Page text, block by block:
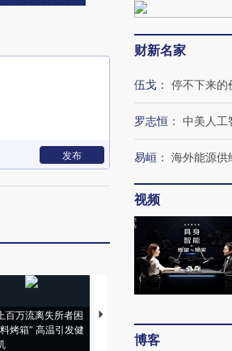
发布
百万流离失所者困
烤箱” 高温引发健
视线｜HYROX的吸金
术：是什么让中产们甘
心“花钱找虐”？
财新名家
伍戈 ： 停不下来的
罗志恒 ： 中美人工
易峘 ： 海外能源供
视频
博客